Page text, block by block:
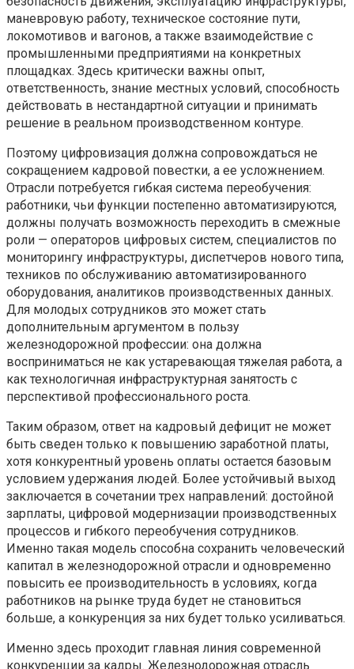
маневровую работу, техническое состояние пути,
локомотивов и вагонов, а также взаимодействие с
промышленными предприятиями на конкретных
площадках. Здесь критически важны опыт,
ответственность, знание местных условий, способность
действовать в нестандартной ситуации и принимать
решение в реальном производственном контуре.
Поэтому цифровизация должна сопровождаться не
сокращением кадровой повестки, а ее усложнением.
Отрасли потребуется гибкая система переобучения:
работники, чьи функции постепенно автоматизируются,
должны получать возможность переходить в смежные
роли — операторов цифровых систем, специалистов по
мониторингу инфраструктуры, диспетчеров нового типа,
техников по обслуживанию автоматизированного
оборудования, аналитиков производственных данных.
Для молодых сотрудников это может стать
дополнительным аргументом в пользу
железнодорожной профессии: она должна
восприниматься не как устаревающая тяжелая работа, а
как технологичная инфраструктурная занятость с
перспективой профессионального роста.
Таким образом, ответ на кадровый дефицит не может
быть сведен только к повышению заработной платы,
хотя конкурентный уровень оплаты остается базовым
условием удержания людей. Более устойчивый выход
заключается в сочетании трех направлений: достойной
зарплаты, цифровой модернизации производственных
процессов и гибкого переобучения сотрудников.
Именно такая модель способна сохранить человеческий
капитал в железнодорожной отрасли и одновременно
повысить ее производительность в условиях, когда
работников на рынке труда будет не становиться
больше, а конкуренция за них будет только усиливаться.
Именно здесь проходит главная линия современной
конкуренции за кадры. Железнодорожная отрасль